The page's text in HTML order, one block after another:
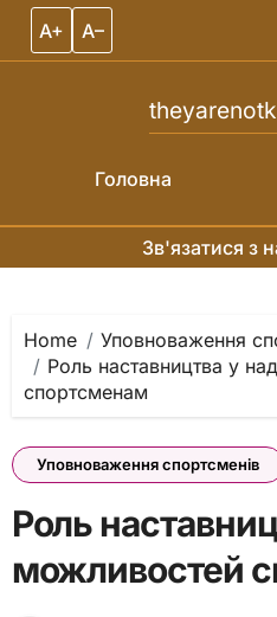
A+ A–
Головна
Зв'язатися з
Home
Уповноваження
Роль наставництва у
спортсменам
Уповноваження спортсменів
Роль
можливостей